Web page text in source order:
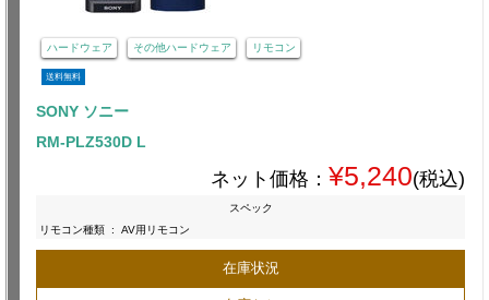
ハードウェア その他ハードウェア リモコン
送料無料
SONY ソニー
RM-PLZ530D L
ネット価格： ¥5,240(税込)
スペック
リモコン種類 : AV用リモコン
在庫状況